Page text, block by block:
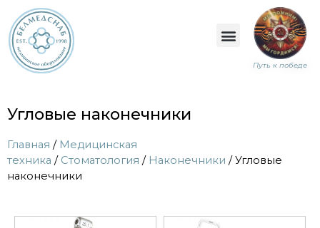
Путь к победе
Угловые наконечники
Главная / Медицинская
техника / Стоматология / Наконечники / Угловые
наконечники